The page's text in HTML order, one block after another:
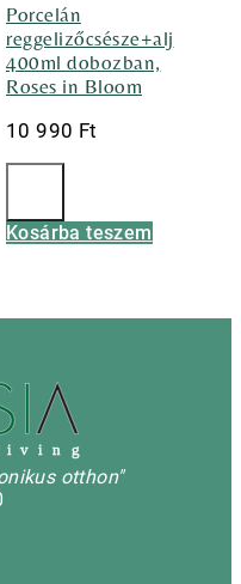
Porcelán
reggelizőcsésze+alj
400ml dobozban,
Roses in Bloom
10 990 Ft
Kosárba teszem
o m e & l i v i n g
otthon"